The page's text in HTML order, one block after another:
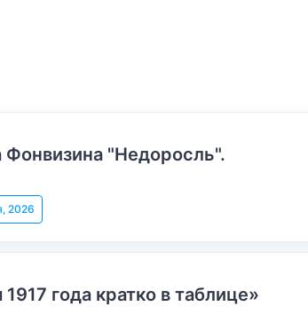
Фонвизина "Недоросль".
2026
года кратко в таблице»